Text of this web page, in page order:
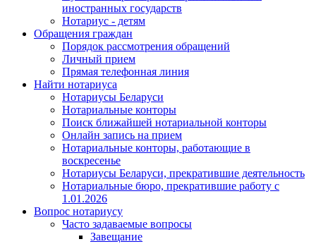
иностранных государств
Нотариус - детям
Обращения граждан
Порядок рассмотрения обращений
Личный прием
Прямая телефонная линия
Найти нотариуса
Нотариусы Беларуси
Нотариальные конторы
Поиск ближайшей нотариальной конторы
Онлайн запись на прием
Нотариальные конторы, работающие в
воскресенье
Нотариусы Беларуси, прекратившие деятельность
Нотариальные бюро, прекратившие работу с
1.01.2026
Вопрос нотариусу
Часто задаваемые вопросы
Завещание